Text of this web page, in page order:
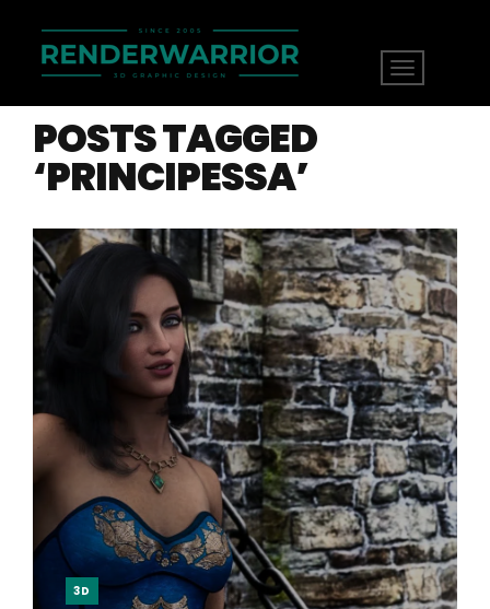
POSTS TAGGED
‘PRINCIPESSA’
3D